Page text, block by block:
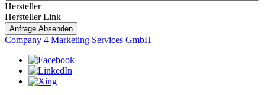
Hersteller
Hersteller Link
Anfrage Absenden
Company 4 Marketing Services GmbH